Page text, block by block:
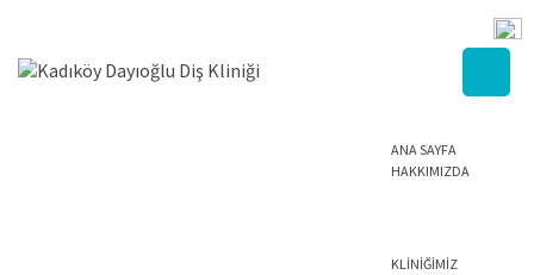
ANA SAYFA
HAKKIMIZDA
KLİNİĞİMİZ